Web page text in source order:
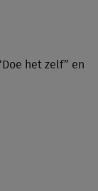
het zelf” en